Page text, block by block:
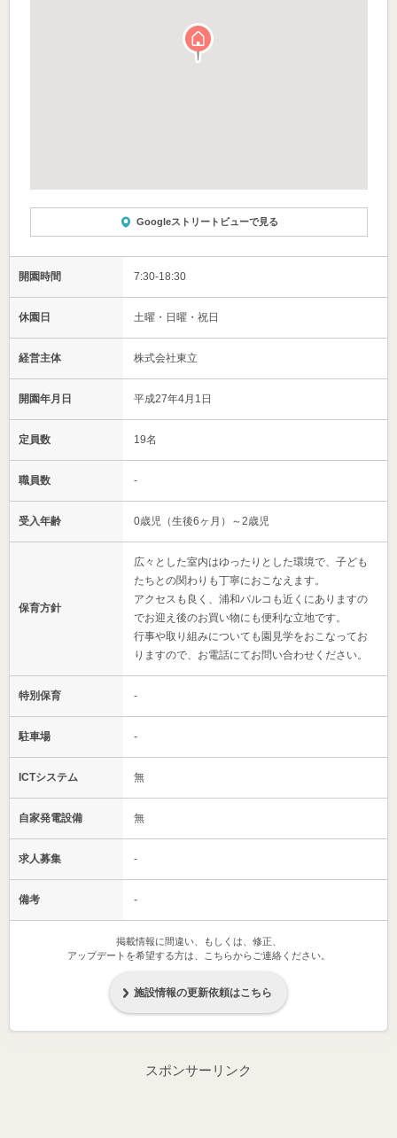
Googleストリートビューで見る
開園時間 7:30-18:30
休園日 土曜・日曜・祝日
経営主体 株式会社東立
開園年月日 平成27年4月1日
定員数 19名
職員数 -
受入年齢 0歳児（生後6ヶ月）～2歳児
保育方針
広々とした室内はゆったりとした環境で、子ども
たちとの関わりも丁寧におこなえます。
アクセスも良く、浦和パルコも近くにありますの
でお迎え後のお買い物にも便利な立地です。
行事や取り組みについても園見学をおこなってお
りますので、お電話にてお問い合わせください。
特別保育 -
駐車場 -
ICTシステム 無
自家発電設備 無
求人募集 -
備考 -
掲載情報に間違い、もしくは、修正、
アップデートを希望する方は、こちらからご連絡ください。
施設情報の更新依頼はこちら
スポンサーリンク